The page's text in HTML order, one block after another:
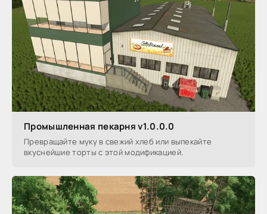
Промышленная пекарня v1.0.0.0
Превращайте муку в свежий хлеб или выпекайте
вкуснейшие торты с этой модификацией.